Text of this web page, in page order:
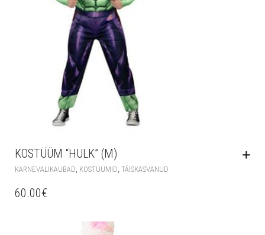
KOSTÜÜM “HULK” (M)
KARNEVALIKAUBAD, KOSTÜÜMID, TÄISKASVANUD
60.00€